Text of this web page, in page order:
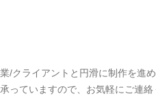
/クライアントと円滑に制作を進
っていますので、お気軽にご連絡